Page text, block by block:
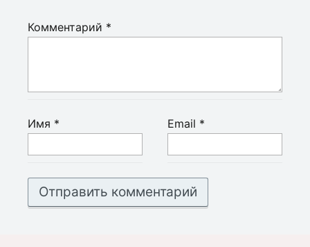
Комментарий *
Имя * Email *